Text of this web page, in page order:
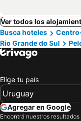
Ver todos los
Busca hoteles
Rio Grande do Sul
Elige tu país
Agregar en Google
Encontrá nuestros resultados